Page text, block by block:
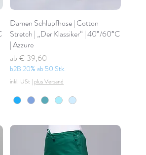
Damen Schlupfhose | Cotton
Stretch | „Der Klassiker“ | 40°/60°C
| Azzure
ab
Standardpreis
€ 39,60
Sale-Preis
b2B 20% ab 50 Stk.
inkl. USt | plus Versand